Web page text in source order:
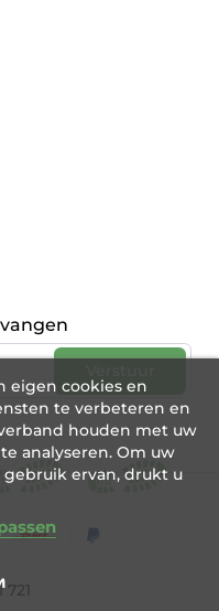
eigen cookies en
te verbeteren en
houden met uw
analyseren. Om uw
ervan, drukt u